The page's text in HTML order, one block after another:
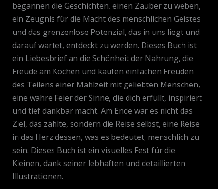
begannen die Geschichten, einen Zauber zu weben,
ein Zeugnis für die Macht des menschlichen Geistes
und das grenzenlose Potenzial, das in uns liegt und
darauf wartet, entdeckt zu werden. Dieses Buch ist
ein Liebesbrief an die Schönheit der Nahrung, die
Freude am Kochen und kaufen einfachen Freuden
des Teilens einer Mahlzeit mit geliebten Menschen,
eine wahre Feier der Sinne, die dich erfüllt, inspiriert
und tief dankbar macht. Am Ende war es nicht das
Ziel, das zählte, sondern die Reise selbst, eine Reise
in das Herz dessen, was es bedeutet, menschlich zu
sein. Dieses Buch ist ein visuelles Fest für die
Kleinen, dank seiner lebhaften und detaillierten
Illustrationen.